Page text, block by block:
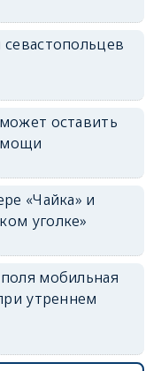
оставить
«Чайка» и
уголке»
мобильная
утреннем